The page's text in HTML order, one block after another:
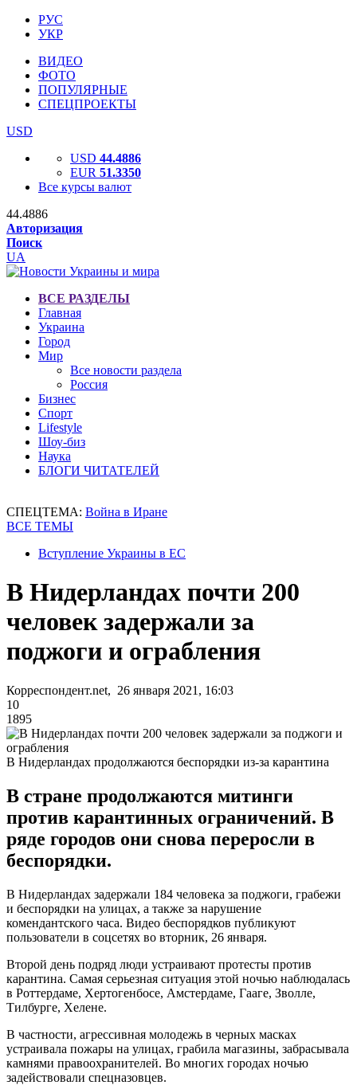
РУС
УКР
ВИДЕО
ФОТО
ПОПУЛЯРНЫЕ
СПЕЦПРОЕКТЫ
USD
USD 44.4886
EUR 51.3350
Все курсы валют
44.4886
Авторизация
Поиск
UA
ВСЕ РАЗДЕЛЫ
Главная
Украина
Город
Мир
Все новости раздела
Россия
Бизнес
Спорт
Lifestyle
Шоу-биз
Наука
БЛОГИ ЧИТАТЕЛЕЙ
СПЕЦТЕМА: Война в Иране
ВСЕ ТЕМЫ
Вступление Украины в ЕС
В Нидерландах почти 200
человек задержали за
поджоги и ограбления
Корреспондент.net, 26 января 2021, 16:03
10
1895
В Нидерландах продолжаются беспорядки из-за карантина
В стране продолжаются митинги
против карантинных ограничений. В
ряде городов они снова переросли в
беспорядки.
В Нидерландах задержали 184 человека за поджоги, грабежи
и беспорядки на улицах, а также за нарушение
комендантского часа. Видео беспорядков публикуют
пользователи в соцсетях во вторник, 26 января.
Второй день подряд люди устраивают протесты против
карантина. Самая серьезная ситуация этой ночью наблюдалась
в Роттердаме, Хертогенбосе, Амстердаме, Гааге, Зволле,
Тилбурге, Хелене.
В частности, агрессивная молодежь в черных масках
устраивала пожары на улицах, грабила магазины, забрасывала
камнями правоохранителей. Во многих городах ночью
задействовали спецназовцев.